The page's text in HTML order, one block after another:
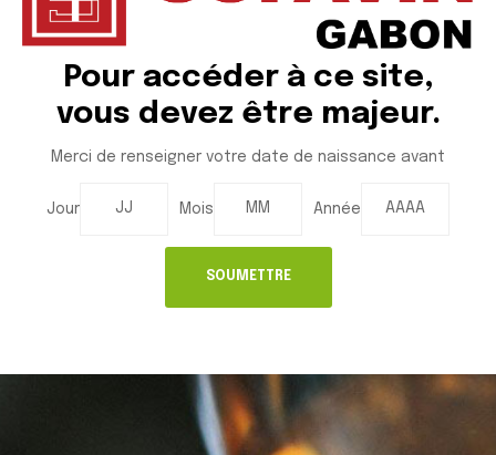
Pour accéder à ce site,
vous devez être majeur.
Merci de renseigner votre date de naissance avant
Jour Mois Année
Adresse: Zone Indutrielle d'Owendo
Libreville GABON BP : 03
Tél: +241 065 95 49 11
Email: sec@sofavin-gabon.com
Accueil
Actualité
NOS PRODUITS